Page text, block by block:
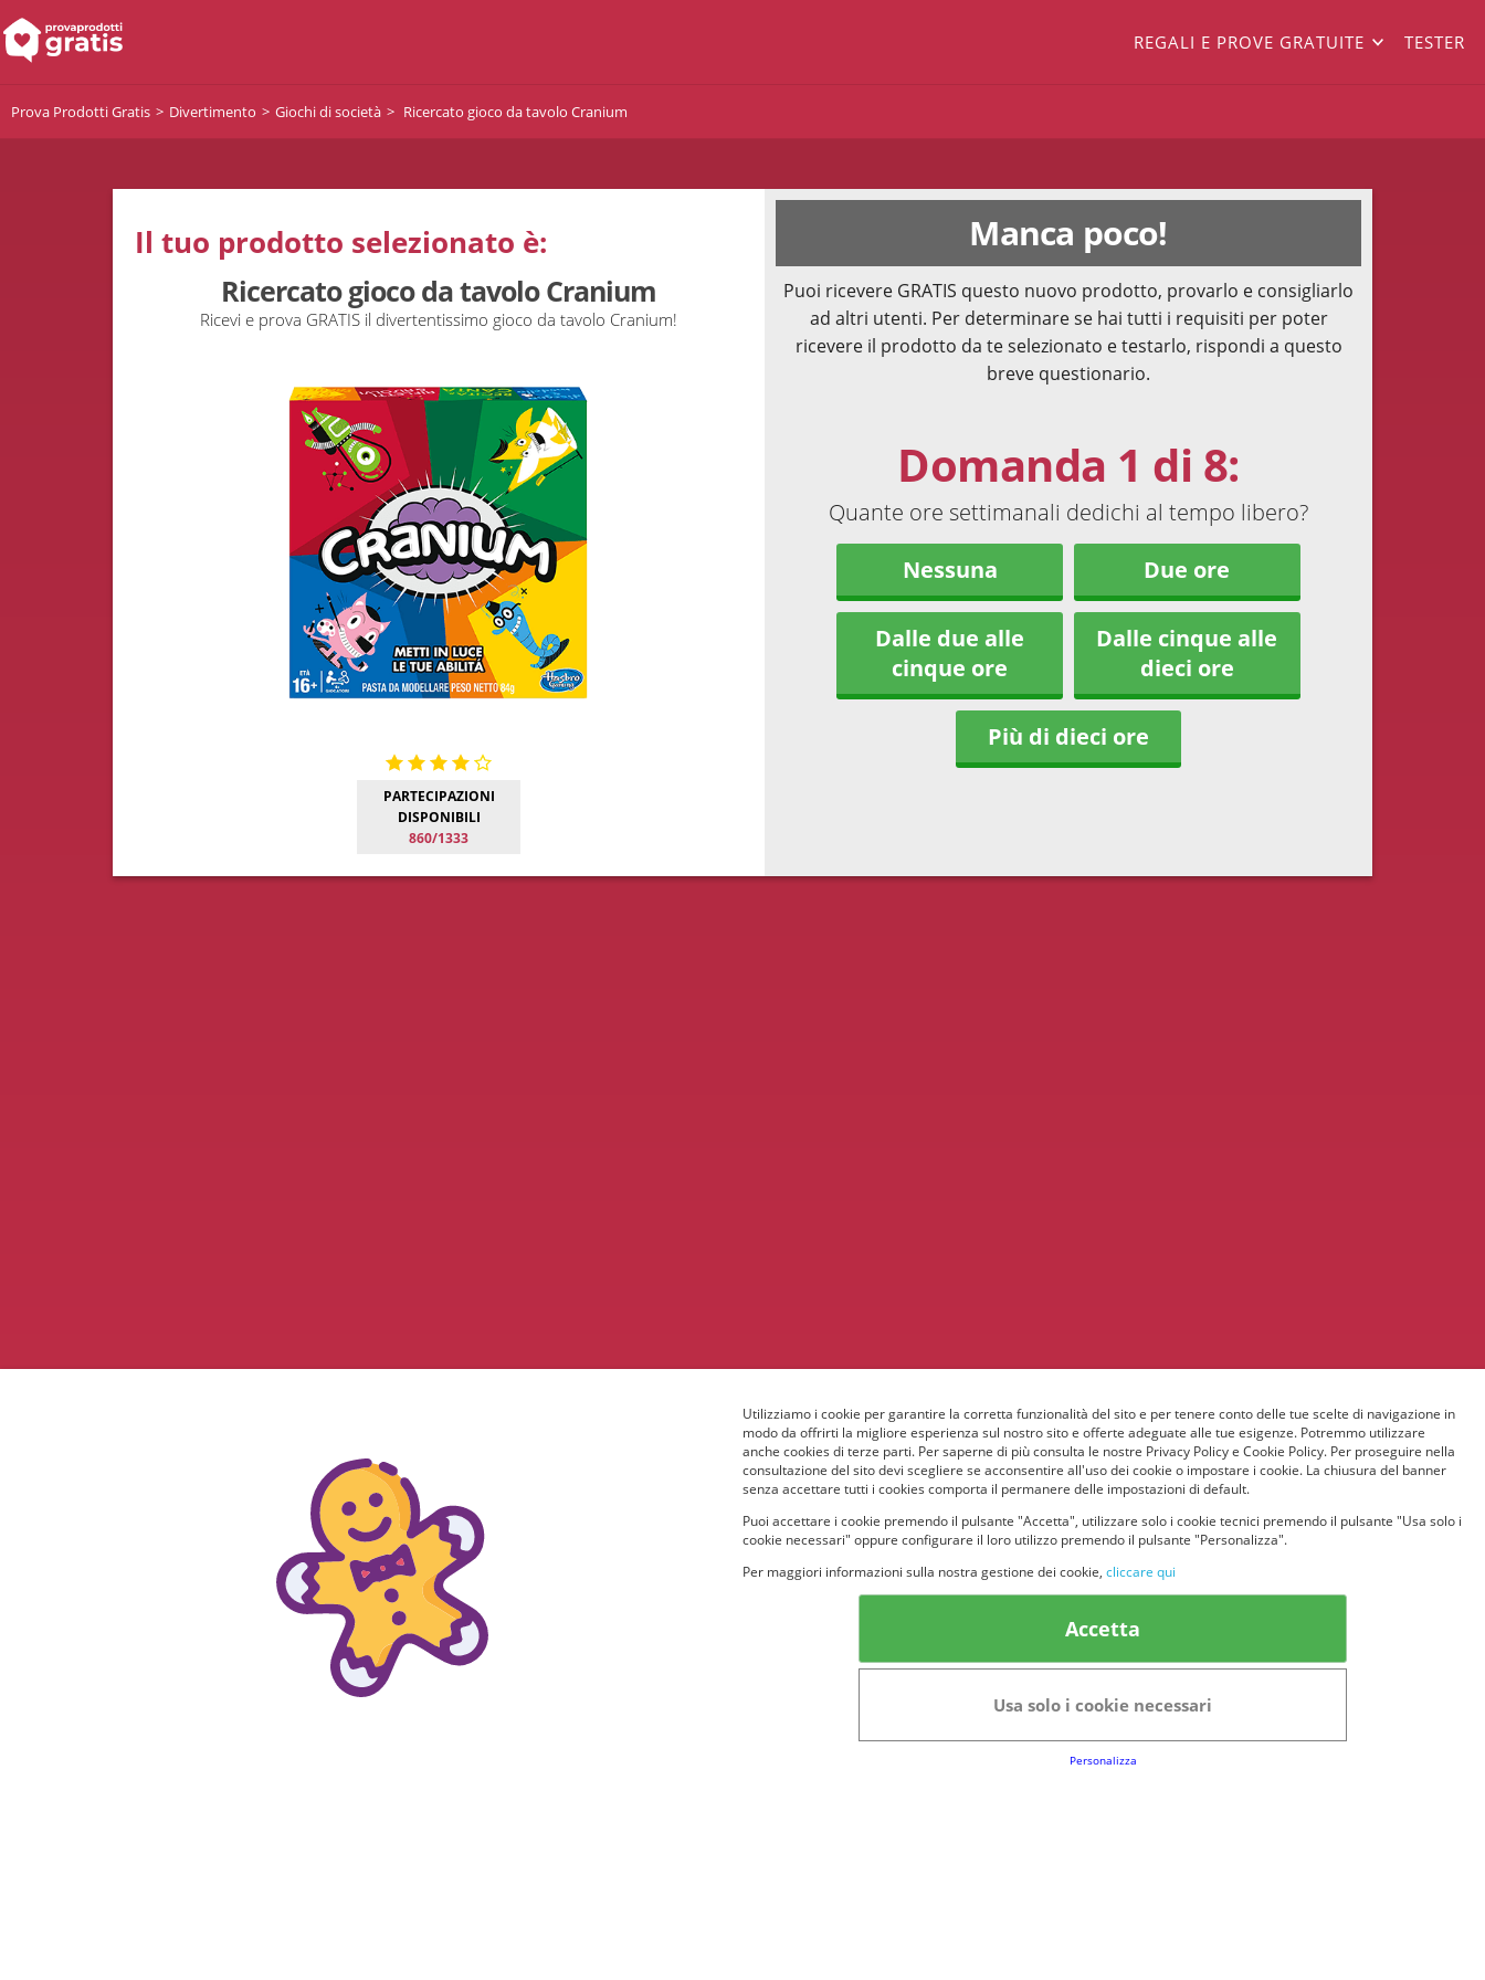
REGALI E PROVE GRATUITE TESTER
Prova Prodotti Gratis Divertimento Giochi di società Ricercato gioco da tavolo Cranium
Il tuo prodotto selezionato è:
Ricercato gioco da tavolo Cranium
Ricevi e prova GRATIS il divertentissimo gioco da tavolo Cranium!
PARTECIPAZIONI
DISPONIBILI
860/1333
Manca poco!
Puoi ricevere GRATIS questo nuovo prodotto, provarlo e consigliarlo
ad altri utenti. Per determinare se hai tutti i requisiti per poter
ricevere il prodotto da te selezionato e testarlo, rispondi a questo
breve questionario.
Domanda 1 di 8:
Quante ore settimanali dedichi al tempo libero?
Nessuna
Due ore
Dalle due alle
cinque ore
Dalle cinque alle
dieci ore
Più di dieci ore
© provaprodottigratis.it 2023 | All Rights Reserved.
FAQs
Regolamento del Servizio
Utilizziamo i cookie per garantire la corretta funzionalità del sito e per tenere conto delle tue scelte di navigazione in
modo da offrirti la migliore esperienza sul nostro sito e offerte adeguate alle tue esigenze. Potremmo utilizzare
anche cookies di terze parti. Per saperne di più consulta le nostre Privacy Policy e Cookie Policy. Per proseguire nella
consultazione del sito devi scegliere se acconsentire all'uso dei cookie o impostare i cookie. La chiusura del banner
senza accettare tutti i cookies comporta il permanere delle impostazioni di default.
Puoi accettare i cookie premendo il pulsante "Accetta", utilizzare solo i cookie tecnici premendo il pulsante "Usa solo i
cookie necessari" oppure configurare il loro utilizzo premendo il pulsante "Personalizza".
Per maggiori informazioni sulla nostra gestione dei cookie, cliccare qui
Accetta
Usa solo i cookie necessari
Personalizza